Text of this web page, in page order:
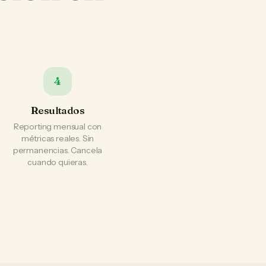
4
Resultados
Reporting mensual con
métricas reales. Sin
permanencias. Cancela
cuando quieras.